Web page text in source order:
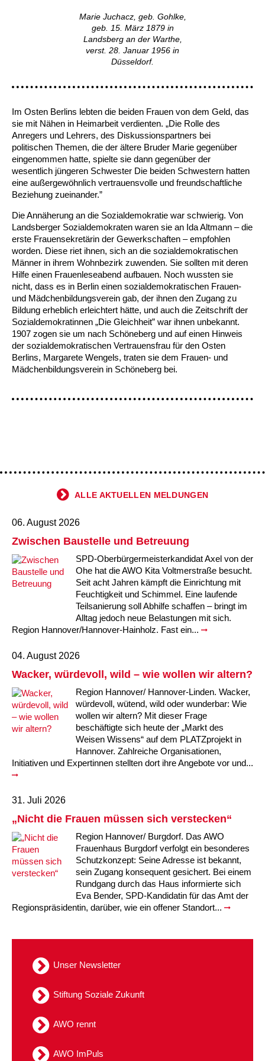
Ortsverein Arnum
Ortsverein Barsinghausen
Ortsverein Bennigsen
Ortsverein Bredenbeck
Ortsverein Godshorn
Ortsverein Garbsen
Ortsverein Fuhrberg
Ortsverein Berenbostel
Ortsverein Burgdorf
Ortsverein Burgdorf
Kindertagesstätte Freytagstraße
Kindertagesstätte Gehägestraße
Familienzentrum
Kindertagesstätte Große Pranke
Kindertagesstätte Herbartstraße
Kindertagesstätte Hiltrud-Grote-Weg
Kindertagesstätte Ibykusweg / Familienzentrum
Kindertagesstätte Johannes-Lau-Hof
Kindertagesstätte Klaus-Müller-Kilian-Weg /
“Mäuseburg” / Familienzentrum
Kindertagesstätte König-Ludwig-Straße
Kindertagesstätte Langes Feld “Deisterspatzen”
Kindertagesstätte Rosenbergstraße
Kindertagesstätte Schneiderberg
Kindertagesstätte Sylter Weg
Kindertagesstätte Tresckowstraße
Kindertagesstätte Voltmerstraße
Kindertagesstätte Wiehbergstraße
Kindertagesstätte Elmstraße / Familienzentrum
Kindertagesstätte Freudenthalstraße /
Kindertagesstätte Freytagstraße
Kindertagesstätte Gehägestraße
Kindertagesstätte Gorch-Fock-Straße
Kindertagesstätte Gottfried-Keller-Straße /
Familienzentrum
Kindertagesstätte Harenberger Straße
Kindertagesstätte Herbartstraße
Kindertagesstätte Hiltrud-Grote-Weg
Kindertagesstätte Ibykusweg / Familienzentrum
Kindertagesstätte Johannes-Lau-Hof
Kindertagesstätte Langes Feld “Deisterspatzen”
Offene Sprach-Sprechstunde
Familienzentrum
Kindertagesstätte Mühenkamp / Familienzentrum
Kindertagesstätte Petermannstraße /
Familienzentrum
Kindertagesstätte Pfarrlandplatz
Hör- und Sprachheilkindergarten Ratswiese
Kindertagesstätte Rosenbergstraße
Kindertagesstätte Schneiderberg
Kindertagesstätte Schweriner Straße /
Familienzentrum
Kindertagesstätte Voltmerstraße
Kindertagesstätte Wiehbergstraße
Kindertagesstätte Pfarrlandplatz
Kindertagesstätte Rosenbergstraße
Hort Salzmannstraße
Kindertagesstätte Schweriner Straße /
Familienzentrum
Außenstelle Hort Stenhusenstraße
Kindertagesstätte Sylter Weg
Kindertagesstätte Mühenkamp / Familienzentrum
Kindertagesstätte Petermannstraße /
Familienzentrum
Yoga mit Baby
Yoga in der Schwangerschaft
Stretch und Relax
Fitness für Frauen
Online Pflege- und Seniorenberatung
Pflege und Wohnen
Beratungsangebote
Jugendwohnen im Stadtteil
Behördenbegleitung und Formularausfüllhilfe
Mehrsprachige Beratung
Wegweiser Seniorenkompass
Infotelefon
Berufssprachkurse
Migrationsberatung für junge Menschen
Interkulturelle Beratung für ältere Menschen
Menschen mit Behinderungen
Marie Juchacz, geb. Gohlke,
geb. 15. März 1879 in
Landsberg an der Warthe,
verst. 28. Januar 1956 in
Düsseldorf.
Im Osten Berlins lebten die beiden Frauen von dem Geld, das
sie mit Nähen in Heimarbeit verdienten. „Die Rolle des
Anregers und Lehrers, des Diskussionspartners bei
politischen Themen, die der ältere Bruder Marie gegenüber
eingenommen hatte, spielte sie dann gegenüber der
wesentlich jüngeren Schwester Die beiden Schwestern hatten
eine außergewöhnlich vertrauensvolle und freundschaftliche
Beziehung zueinander.”
Die Annäherung an die Sozialdemokratie war schwierig. Von
Landsberger Sozialdemokraten waren sie an Ida Altmann – die
erste Frauensekretärin der Gewerkschaften – empfohlen
worden. Diese riet ihnen, sich an die sozialdemokratischen
Männer in ihrem Wohnbezirk zuwenden. Sie sollten mit deren
Hilfe einen Frauenleseabend aufbauen. Noch wussten sie
nicht, dass es in Berlin einen sozialdemokratischen Frauen-
und Mädchenbildungsverein gab, der ihnen den Zugang zu
Bildung erheblich erleichtert hätte, und auch die Zeitschrift der
Sozialdemokratinnen „Die Gleichheit” war ihnen unbekannt.
1907 zogen sie um nach Schöneberg und auf einen Hinweis
der sozialdemokratischen Vertrauensfrau für den Osten
Berlins, Margarete Wengels, traten sie dem Frauen- und
Mädchenbildungsverein in Schöneberg bei.
ALLE AKTUELLEN MELDUNGEN
06. August 2026
Zwischen Baustelle und Betreuung
SPD-Oberbürgermeisterkandidat Axel von der
Ohe hat die AWO Kita Voltmerstraße besucht.
Seit acht Jahren kämpft die Einrichtung mit
Feuchtigkeit und Schimmel. Eine laufende
Teilsanierung soll Abhilfe schaffen – bringt im
Alltag jedoch neue Belastungen mit sich.
Region Hannover/Hannover-Hainholz. Fast ein...
04. August 2026
Wacker, würdevoll, wild – wie wollen wir altern?
Region Hannover/ Hannover-Linden. Wacker,
würdevoll, wütend, wild oder wunderbar: Wie
wollen wir altern? Mit dieser Frage
beschäftigte sich heute der „Markt des
Weisen Wissens“ auf dem PLATZprojekt in
Hannover. Zahlreiche Organisationen,
Initiativen und Expertinnen stellten dort ihre Angebote vor und...
31. Juli 2026
„Nicht die Frauen müssen sich verstecken“
Region Hannover/ Burgdorf. Das AWO
Frauenhaus Burgdorf verfolgt ein besonderes
Schutzkonzept: Seine Adresse ist bekannt,
sein Zugang konsequent gesichert. Bei einem
Rundgang durch das Haus informierte sich
Eva Bender, SPD-Kandidatin für das Amt der
Regionspräsidentin, darüber, wie ein offener Standort...
Unser Newsletter
Stiftung Soziale Zukunft
AWO rennt
AWO ImPuls